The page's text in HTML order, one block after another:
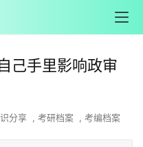
己手里影响政审
分享 , 考研档案 , 考编档案